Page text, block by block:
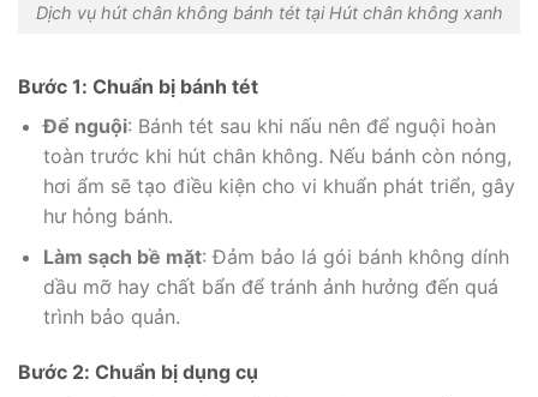
Dịch vụ hút chân không bánh tét tại Hút chân không xanh
Bước 1: Chuẩn bị bánh tét
Để nguội: Bánh tét sau khi nấu nên để nguội hoàn
toàn trước khi hút chân không. Nếu bánh còn nóng,
hơi ẩm sẽ tạo điều kiện cho vi khuẩn phát triển, gây
hư hỏng bánh.
Làm sạch bề mặt: Đảm bảo lá gói bánh không dính
dầu mỡ hay chất bẩn để tránh ảnh hưởng đến quá
trình bảo quản.
Bước 2: Chuẩn bị dụng cụ